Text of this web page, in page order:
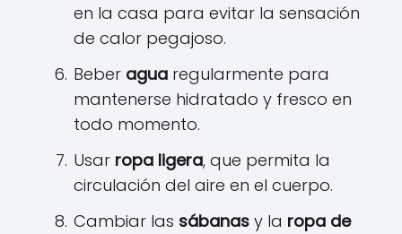
en la casa para evitar la sensación
de calor pegajoso.
Beber agua regularmente para
mantenerse hidratado y fresco en
todo momento.
Usar ropa ligera, que permita la
circulación del aire en el cuerpo.
Cambiar las sábanas y la ropa de